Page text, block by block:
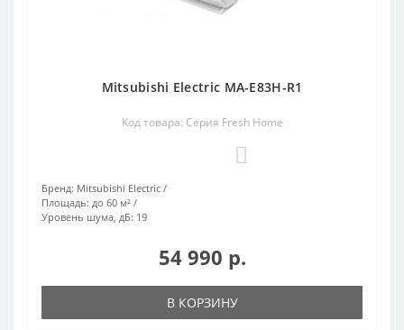
Mitsubishi Electric MA-E83H-R1
Код товара: Серия Fresh Home
Бренд: Mitsubishi Electric
Площадь: до 60 м²
Уровень шума, дБ: 19
54 990 р.
В КОРЗИНУ